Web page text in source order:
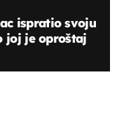
ispratio svoju
joj je oproštaj